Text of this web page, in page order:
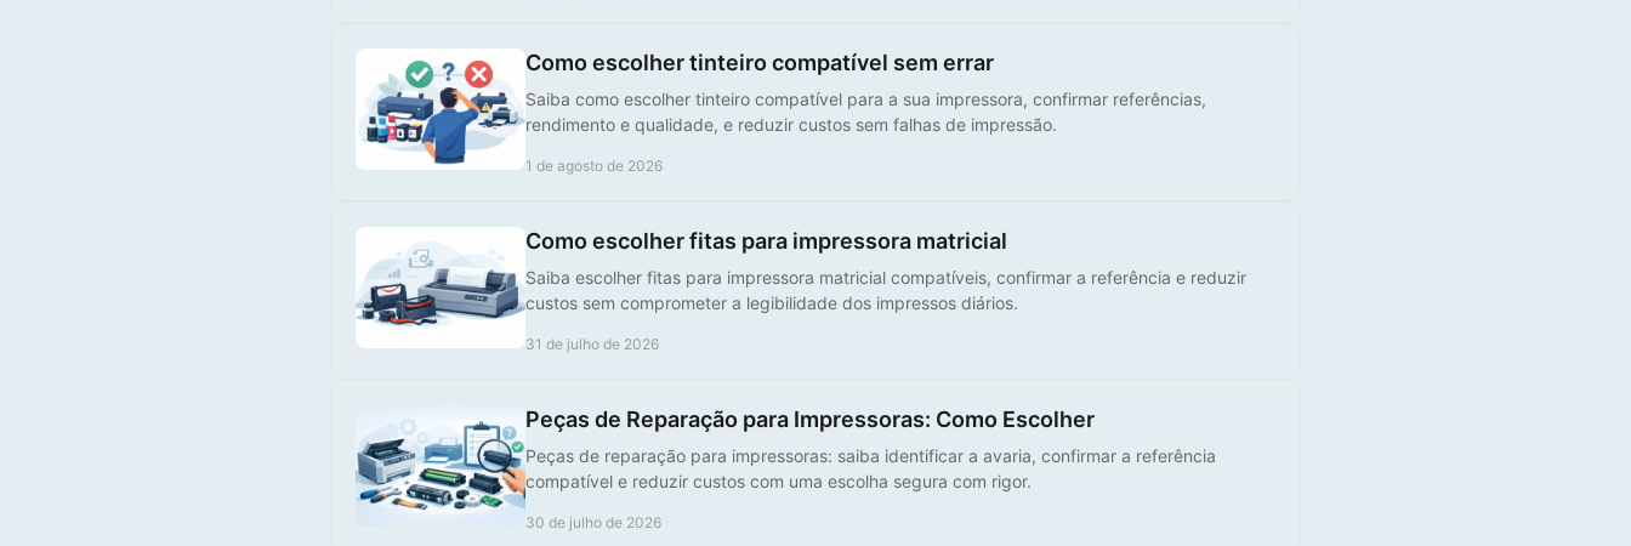
Como escolher tinteiro compatível sem errar
Saiba como escolher tinteiro compatível para a sua impressora, confirmar referências,
rendimento e qualidade, e reduzir custos sem falhas de impressão.
1 de agosto de 2026
Como escolher fitas para impressora matricial
Saiba escolher fitas para impressora matricial compatíveis, confirmar a referência e reduzir
custos sem comprometer a legibilidade dos impressos diários.
31 de julho de 2026
Peças de Reparação para Impressoras: Como Escolher
Peças de reparação para impressoras: saiba identificar a avaria, confirmar a referência
compatível e reduzir custos com uma escolha segura com rigor.
30 de julho de 2026